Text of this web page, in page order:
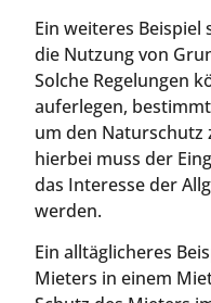
Ein weiteres
die Nutzung von
Solche Regelungen
auferlegen,
um den Naturschutz
hierbei muss der
das Interesse der
werden.
Ein alltäglicheres
Mieters in einem